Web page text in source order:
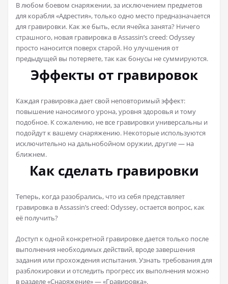
В любом боевом снаряжении, за исключением предметов
для корабля «Адрестия», только одно место предназначается
для гравировки. Как же быть, если ячейка занята? Ничего
страшного, новая гравировка в Assassin’s creed: Odyssey
просто наносится поверх старой. Но улучшения от
предыдущей вы потеряете, так как бонусы не суммируются.
Эффекты от гравировок
Каждая гравировка дает свой неповторимый эффект:
повышение наносимого урона, уровня здоровья и тому
подобное. К сожалению, не все гравировки универсальны и
подойдут к вашему снаряжению. Некоторые используются
исключительно на дальнобойном оружии, другие — на
ближнем.
Как сделать гравировки
Теперь, когда разобрались, что из себя представляет
гравировка в Assassin’s creed: Odyssey, остается вопрос, как
её получить?
Доступ к одной конкретной гравировке дается только после
выполнения необходимых действий, вроде завершения
задания или прохождения испытания. Узнать требования для
разблокировки и отследить прогресс их выполнения можно
в разделе «Снаряжение» — «Гравировка».